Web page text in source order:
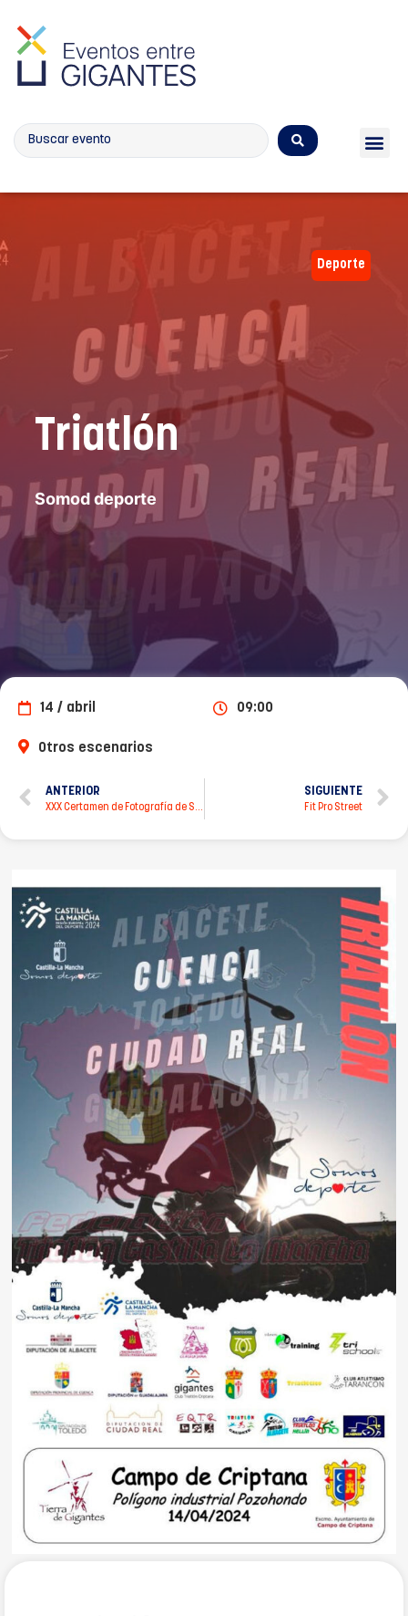
Triatlón
Somod deporte
Deporte
14 / abril 09:00
Otros escenarios
ANTERIOR
XXX Certamen de Fotografía de Semana Santa
SIGUIENTE
Fit Pro Street